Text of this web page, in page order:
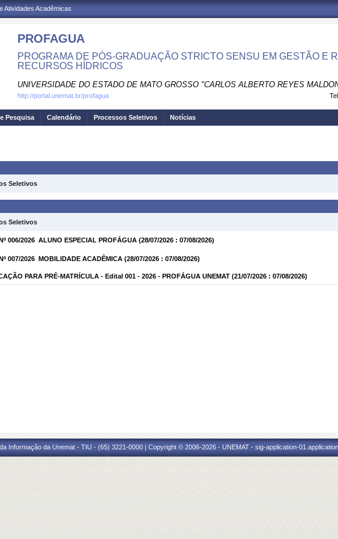
Atividades Acadêmicas
PROFAGUA
PROGRAMA DE PÓS-GRADUAÇÃO STRICTO SENSU EM GESTÃO E
RECURSOS HÍDRICOS
UNIVERSIDADE DO ESTADO DE MATO GROSSO "CARLOS ALBERTO REYES
http://portal.unemat.br/profagua
Pesquisa Calendário Processos Seletivos Notícias
Seletivos
Seletivos
006/2026  ALUNO ESPECIAL PROFÁGUA (28/07/2026 : 07/08/2026)
007/2026  MOBILIDADE ACADÊMICA (28/07/2026 : 07/08/2026)
PARA PRÉ-MATRÍCULA - Edital 001 - 2026 - PROFÁGUA UNEMAT (21/07/2026 : 07/08/2026)
Informação da Unemat - TIU - (65) 3221-0000 | Copyright © 2006-2026 - UNEMAT - sig-application-